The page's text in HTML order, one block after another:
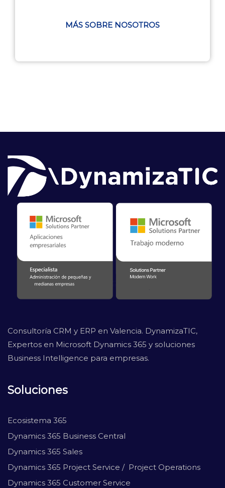
MÁS SOBRE NOSOTROS
Consultoría CRM y ERP en Valencia. DynamizaTIC,
Expertos en Microsoft Dynamics 365 y soluciones
Business Intelligence para empresas.
Soluciones
Ecosistema 365
Dynamics 365 Business Central
Dynamics 365 Sales
Dynamics 365 Project Service / Project Operations
Dynamics 365 Customer Service